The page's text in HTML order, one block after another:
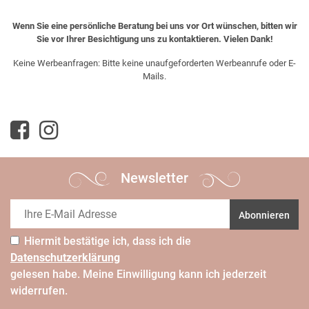
Wenn Sie eine persönliche Beratung bei uns vor Ort wünschen, bitten wir
Sie vor Ihrer Besichtigung uns zu kontaktieren. Vielen Dank!
Keine Werbeanfragen: Bitte keine unaufgeforderten Werbeanrufe oder E-
Mails.
Newsletter
Abonnieren
Hiermit bestätige ich, dass ich die
Daten­schutz­erklärung
gelesen habe. Meine Einwilligung kann ich jederzeit
widerrufen.